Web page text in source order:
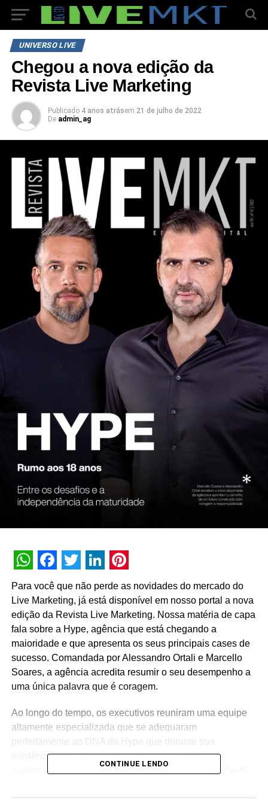
UNIVERSO LIVE
Chegou a nova edição da
Revista Live Marketing
Publicado 4 anos atrásem 21 de julho de 2022
De admin_ag
WhatsApp
Facebook
Twitter
LinkedIn
Pinterest
Para você que não perde as novidades do mercado do
Live Marketing, já está disponível em nosso portal a nova
edição da Revista Live Marketing. Nossa matéria de capa
fala sobre a Hype, agência que está chegando a
maioridade e que apresenta os seus principais cases de
sucesso. Comandada por Alessandro Ortali e Marcello
Soares, a agência acredita resumir o seu desempenho a
uma única palavra que é coragem.
Ao longo do tempo, os executivos reuniram uma equipe
altamente especializada que se adequaram
perfeitamente ao DNA da Hype que durante sua
existência tratou de implementar uma estrutura
organizacional com base fixa e ao mesmo tempo aberta
modelo que permite adaptações e a criação de formatos
CONTINUE LENDO